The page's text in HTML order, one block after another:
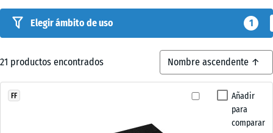
Elegir ámbito de uso 1
21 productos encontrados
Añadir
para
comparar
FF